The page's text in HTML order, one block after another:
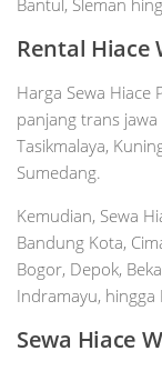
Bantul, Sleman
Rental Hiace
Harga Sewa
panjang trans
Tasikmalaya,
Sumedang.
Kemudian, Sewa
Bandung Kota,
Bogor, Depok,
Indramayu, hingga
Sewa Hiace